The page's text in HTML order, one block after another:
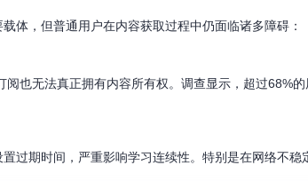
体，但普通用户在内容获取过程中仍面临诸多障碍：
也无法真正拥有内容所有权。调查显示，超过68%
过期时间，严重影响学习连续性。特别是在网络不稳